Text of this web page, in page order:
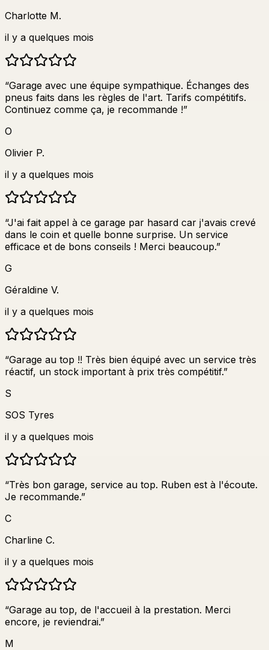
Charlotte M.
il y a quelques mois
“Garage avec une équipe sympathique. Échanges des
pneus faits dans les règles de l'art. Tarifs compétitifs.
Continuez comme ça, je recommande !”
O
Olivier P.
il y a quelques mois
“J'ai fait appel à ce garage par hasard car j'avais crevé
dans le coin et quelle bonne surprise. Un service
efficace et de bons conseils ! Merci beaucoup.”
G
Géraldine V.
il y a quelques mois
“Garage au top !! Très bien équipé avec un service très
réactif, un stock important à prix très compétitif.”
S
SOS Tyres
il y a quelques mois
“Très bon garage, service au top. Ruben est à l'écoute.
Je recommande.”
C
Charline C.
il y a quelques mois
“Garage au top, de l'accueil à la prestation. Merci
encore, je reviendrai.”
M